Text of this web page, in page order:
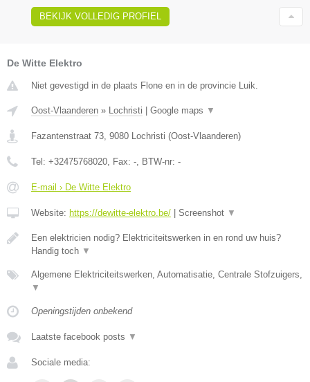
BEKIJK VOLLEDIG PROFIEL
De Witte Elektro
Niet gevestigd in de plaats Flone en in de provincie Luik.
Oost-Vlaanderen » Lochristi | Google maps ▼
Fazantenstraat 73 9080 Lochristi (Oost-Vlaanderen)
Tel: +32475768020 , Fax: - , BTW-nr: -
E-mail › De Witte Elektro
Website: https://dewitte-elektro.be/ | Screenshot ▼
Een elektricien nodig? Elektriciteitswerken in en rond uw huis?
Handig toch ▼
Algemene Elektriciteitswerken, Automatisatie, Centrale Stofzuigers,
▼
Openingstijden onbekend
Laatste facebook posts ▼
Sociale media: